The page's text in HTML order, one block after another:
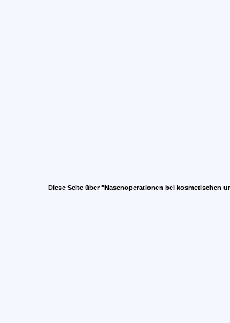
Diese Seite über "Nasenoperationen bei kosmetischen